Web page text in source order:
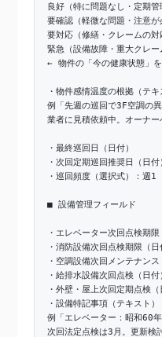
良好（特に問題なし・定期
要確認（軽微な問題・注意
要対応（修繕・クレームの
緊急（設備故障・重大クレー
← 物件の「今の健康状態」
・物件感情温度の根拠（テキ
例「先週の巡回で3F空調の異
業者に見積依頼中。オーナー
・最終巡回日（日付）
・次回定期巡回推奨日（日付
・巡回頻度（選択式）
■ 設備管理フィールド
・エレベーター次回点検期限
・消防設備次回点検期限（日
・空調設備次回メンテナンス
・給排水設備次回点検（日付
・外壁・屋上次回定期点検（
・設備特記事項（テキスト）
例「エレベーター：昭和60年
次回法定点検は3月。更新検